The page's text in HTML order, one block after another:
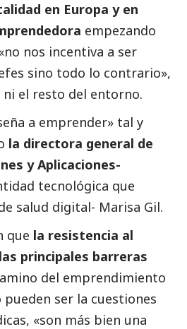
en Europa y en
empezando
nos incentiva a ser
sino todo lo contrario»,
el resto del entorno.
a emprender» tal y
la directora general de
y Aplicaciones-
tecnológica que
salud digital- Marisa Gil.
que la resistencia al
principales barreras
del emprendimiento
ser la cuestiones
«son más bien una